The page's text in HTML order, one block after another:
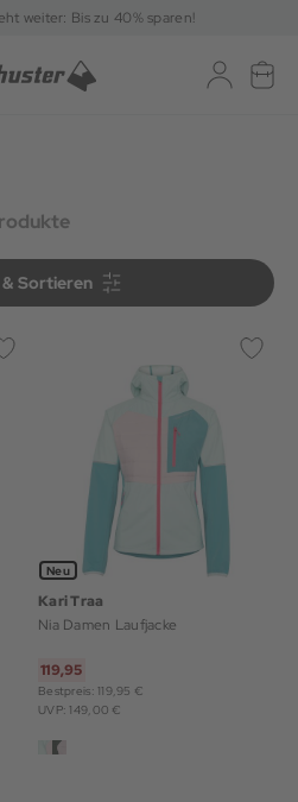
weiter: Bis zu 40% sparen!
Filtern & Sortieren
Sortieren
Neu
Kari Traa
Nia Damen Laufjacke
119,95
Bestpreis: 119,95 €
UVP: 149,00 €